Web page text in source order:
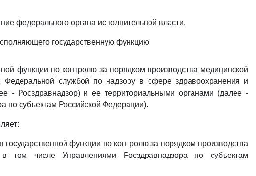
федерального органа исполнительной власти,
государственную функцию
функции по контролю за порядком производства медицинской
Федеральной службой по надзору в сфере здравоохранения и
- Росздравнадзор) и ее территориальными органами (далее -
по субъектам Российской Федерации).
государственной функции по контролю за порядком производства
в том числе Управлениями Росздравнадзора по субъектам